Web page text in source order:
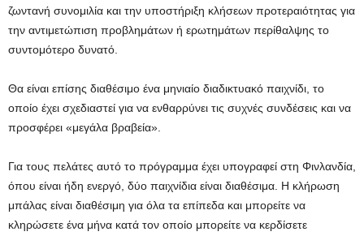
ζωντανή συνομιλία και την υποστήριξη κλήσεων προτεραιότητας για
την αντιμετώπιση προβλημάτων ή ερωτημάτων περίθαλψης το
συντομότερο δυνατό.
Θα είναι επίσης διαθέσιμο ένα μηνιαίο διαδικτυακό παιχνίδι, το
οποίο έχει σχεδιαστεί για να ενθαρρύνει τις συχνές συνδέσεις και να
προσφέρει «μεγάλα βραβεία».
Για τους πελάτες αυτό το πρόγραμμα έχει υπογραφεί στη Φινλανδία,
όπου είναι ήδη ενεργό, δύο παιχνίδια είναι διαθέσιμα. Η κλήρωση
μπάλας είναι διαθέσιμη για όλα τα επίπεδα και μπορείτε να
κληρώσετε ένα μήνα κατά τον οποίο μπορείτε να κερδίσετε